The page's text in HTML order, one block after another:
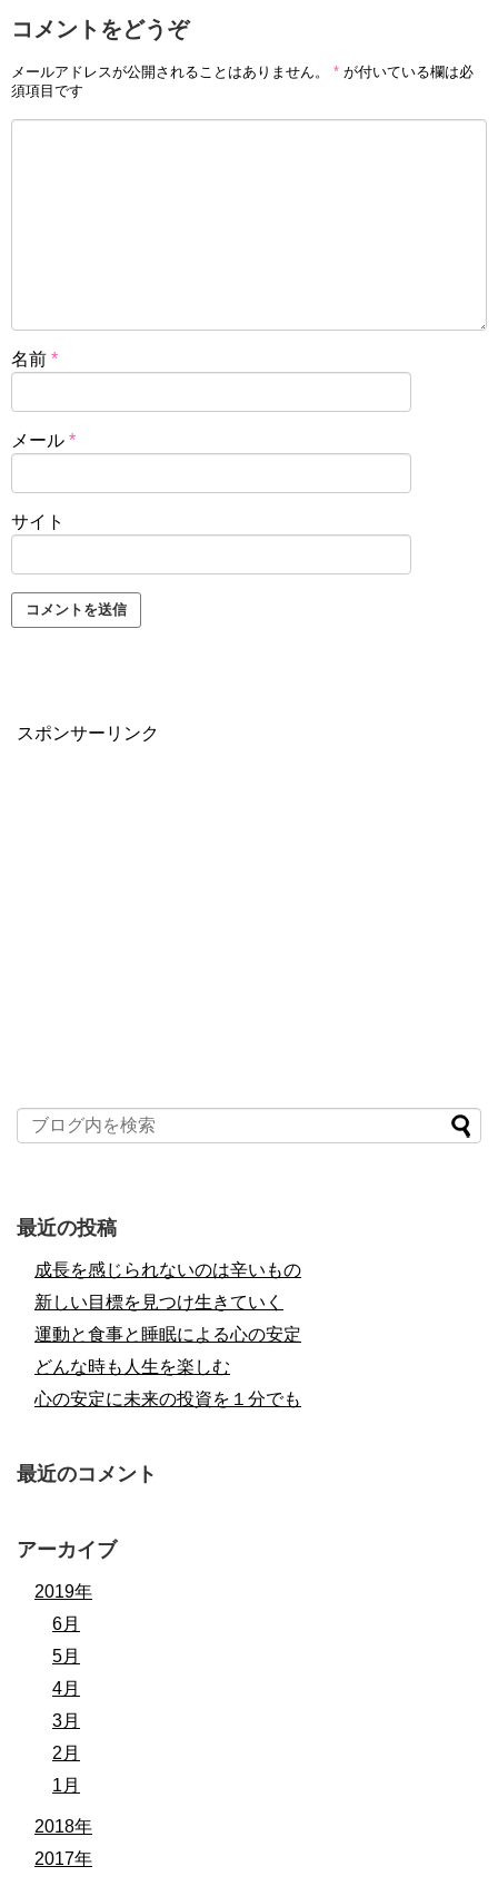
コメントをどうぞ
メールアドレスが公開されることはありません。 * が付いている欄は必
須項目です
名前 *
メール *
サイト
スポンサーリンク
最近の投稿
成長を感じられないのは辛いもの
新しい目標を見つけ生きていく
運動と食事と睡眠による心の安定
どんな時も人生を楽しむ
心の安定に未来の投資を１分でも
最近のコメント
アーカイブ
2019年
6月
5月
4月
3月
2月
1月
2018年
2017年